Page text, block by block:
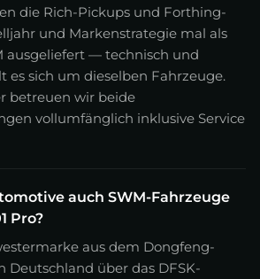
die Rich-Pickups und Forthing-
und Markenstrategie mal als
ausgeliefert — technisch und
es sich um dieselben Fahrzeuge.
betreuen wir beide
vollumfänglich inklusive Service
auch SWM-Fahrzeuge
Pro?
aus dem Dongfeng-
Deutschland über das DFSK-